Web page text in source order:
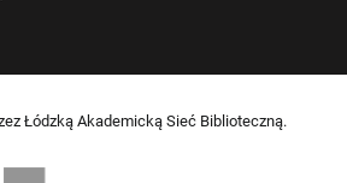
Łódzką Akademicką Sieć Biblioteczną.